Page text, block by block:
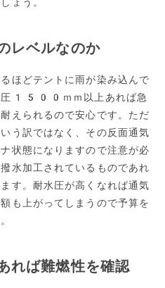
ょう。
レベルなのか
ほどテントに雨が染み込んで
圧1500ｍｍ以上あれば急
えられるので安心です。ただ
う訳ではなく、その反面通気
状態になりますので注意が必
水加工されているものであれ
す。耐水圧が高くなれば通気
も上がってしまうので予算を
れば難燃性を確認